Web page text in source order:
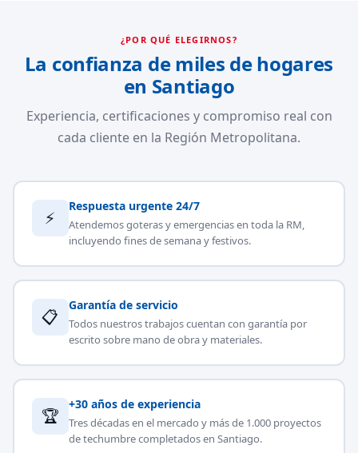
¿POR QUÉ ELEGIRNOS?
La confianza de miles de hogares
en Santiago
Experiencia, certificaciones y compromiso real con
cada cliente en la Región Metropolitana.
⚡
Respuesta urgente 24/7
Atendemos goteras y emergencias en toda la RM,
incluyendo fines de semana y festivos.
📋
Garantía de servicio
Todos nuestros trabajos cuentan con garantía por
escrito sobre mano de obra y materiales.
🏆
+30 años de experiencia
Tres décadas en el mercado y más de 1.000 proyectos
de techumbre completados en Santiago.